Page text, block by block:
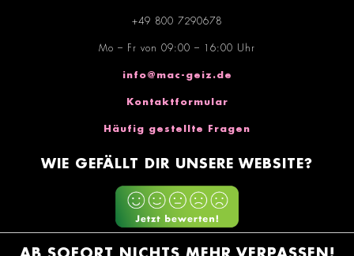
+49 800 7290678
Mo – Fr von 09:00 – 16:00 Uhr
info@mac-geiz.de
Kontaktformular
Häufig gestellte Fragen
WIE GEFÄLLT DIR UNSERE WEBSITE?